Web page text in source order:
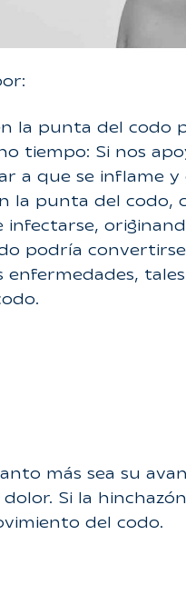
la punta del codo
tiempo: Si nos
a que se inflame y
la punta del
podría
enfermedades,
más sea su
Si la hinchazón
del codo.